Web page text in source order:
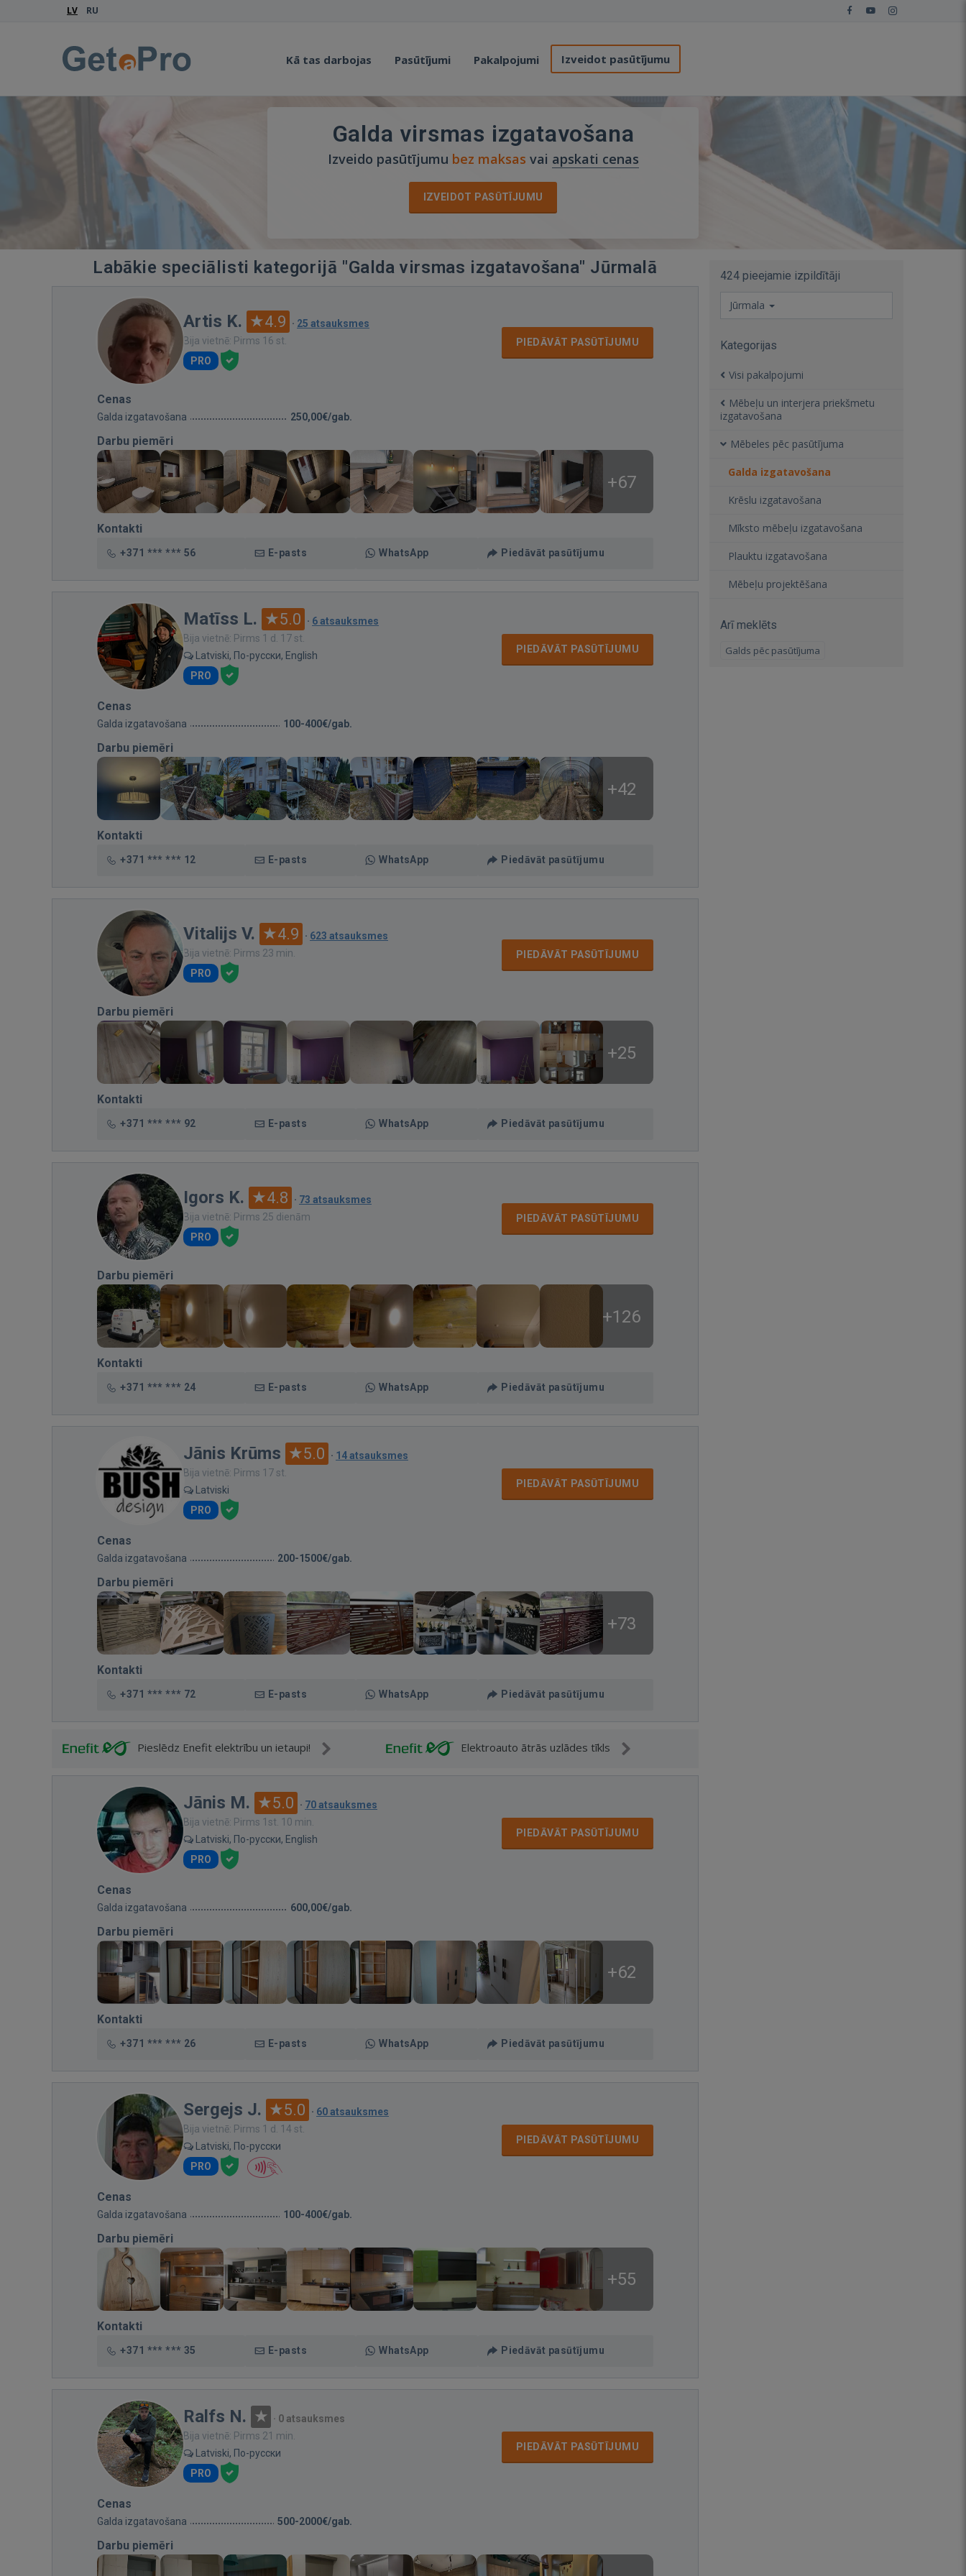
LV RU
Kā tas darbojas Pasūtījumi Pakalpojumi Izveidot pasūtījumu
Galda virsmas izgatavošana
Izveido pasūtījumu bez maksas vai apskati cenas
IZVEIDOT PASŪTĪJUMU
Labākie speciālisti kategorijā "Galda virsmas izgatavošana" Jūrmalā
Artis K. 4.9 · 25 atsauksmes
Bija vietnē: Pirms 16 st.
PRO
PIEDĀVĀT PASŪTĪJUMU
Cenas
Galda izgatavošana 250,00€/gab.
Darbu piemēri
+67
Kontakti
+371 *** *** 56 E-pasts WhatsApp Piedāvāt pasūtījumu
Matīss L. 5.0 · 6 atsauksmes
Bija vietnē: Pirms 1 d. 17 st.
Latviski, По-русски, English
PRO
PIEDĀVĀT PASŪTĪJUMU
Cenas
Galda izgatavošana 100-400€/gab.
Darbu piemēri
+42
Kontakti
+371 *** *** 12 E-pasts WhatsApp Piedāvāt pasūtījumu
Vitalijs V. 4.9 · 623 atsauksmes
Bija vietnē: Pirms 23 min.
PRO
PIEDĀVĀT PASŪTĪJUMU
Darbu piemēri
+25
Kontakti
+371 *** *** 92 E-pasts WhatsApp Piedāvāt pasūtījumu
Igors K. 4.8 · 73 atsauksmes
Bija vietnē: Pirms 25 dienām
PRO
PIEDĀVĀT PASŪTĪJUMU
Darbu piemēri
+126
Kontakti
+371 *** *** 24 E-pasts WhatsApp Piedāvāt pasūtījumu
Jānis Krūms 5.0 · 14 atsauksmes
Bija vietnē: Pirms 17 st.
Latviski
PRO
PIEDĀVĀT PASŪTĪJUMU
Cenas
Galda izgatavošana 200-1500€/gab.
Darbu piemēri
+73
Kontakti
+371 *** *** 72 E-pasts WhatsApp Piedāvāt pasūtījumu
Pieslēdz Enefit elektrību un ietaupi! Elektroauto ātrās uzlādes tīkls
Jānis M. 5.0 · 70 atsauksmes
Bija vietnē: Pirms 1st. 10 min.
Latviski, По-русски, English
PRO
PIEDĀVĀT PASŪTĪJUMU
Cenas
Galda izgatavošana 600,00€/gab.
Darbu piemēri
+62
Kontakti
+371 *** *** 26 E-pasts WhatsApp Piedāvāt pasūtījumu
Sergejs J. 5.0 · 60 atsauksmes
Bija vietnē: Pirms 1 d. 14 st.
Latviski, По-русски
PRO
PIEDĀVĀT PASŪTĪJUMU
Cenas
Galda izgatavošana 100-400€/gab.
Darbu piemēri
+55
Kontakti
+371 *** *** 35 E-pasts WhatsApp Piedāvāt pasūtījumu
Ralfs N. · 0 atsauksmes
Bija vietnē: Pirms 21 min.
Latviski, По-русски
PRO
PIEDĀVĀT PASŪTĪJUMU
Cenas
Galda izgatavošana 500-2000€/gab.
Darbu piemēri
424 pieejamie izpildītāji
Jūrmala
Kategorijas
Visi pakalpojumi
Mēbeļu un interjera priekšmetu
izgatavošana
Mēbeles pēc pasūtījuma
Galda izgatavošana
Krēslu izgatavošana
Mīksto mēbeļu izgatavošana
Plauktu izgatavošana
Mēbeļu projektēšana
Arī meklēts
Galds pēc pasūtījuma